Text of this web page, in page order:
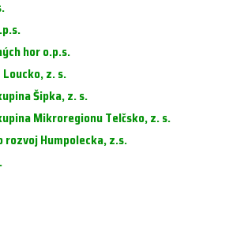
hor o.p.s.
Loucko, z. s.
Šipka, z. s.
Mikroregionu Telčsko, z. s.
rozvoj Humpolecka, z.s.